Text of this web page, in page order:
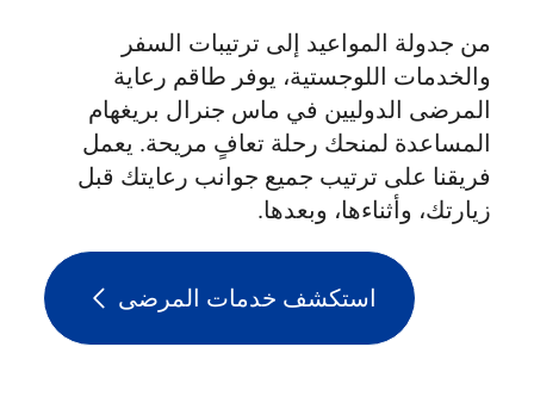
من جدولة المواعيد إلى ترتيبات السفر
والخدمات اللوجستية، يوفر طاقم رعاية
المرضى الدوليين في ماس جنرال بريغهام
المساعدة لمنحك رحلة تعافٍ مريحة. يعمل
فريقنا على ترتيب جميع جوانب رعايتك قبل
زيارتك، وأثناءها، وبعدها.
استكشف خدمات المرضى